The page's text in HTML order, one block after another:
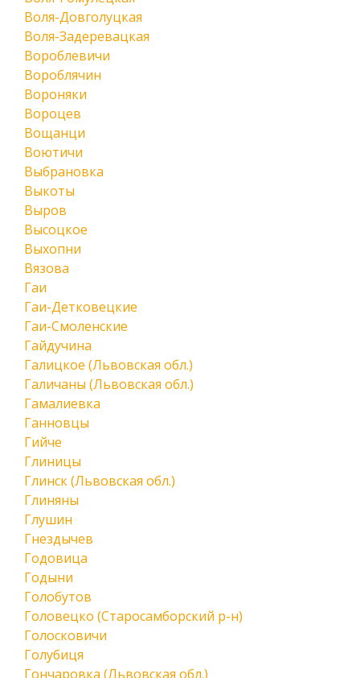
Воля-Довголуцкая
Воля-Задеревацкая
Вороблевичи
Вороблячин
Вороняки
Вороцев
Вощанци
Воютичи
Выбрановка
Выкоты
Выров
Высоцкое
Выхопни
Вязова
Гаи
Гаи-Детковецкие
Гаи-Смоленские
Гайдучина
Галицкое (Львовская обл.)
Галичаны (Львовская обл.)
Гамалиевка
Ганновцы
Гийче
Глиницы
Глинск (Львовская обл.)
Глиняны
Глушин
Гнездычев
Годовица
Годыни
Голобутов
Головецко (Старосамборский р-н)
Голосковичи
Голубиця
Гончаровка (Львовская обл.)